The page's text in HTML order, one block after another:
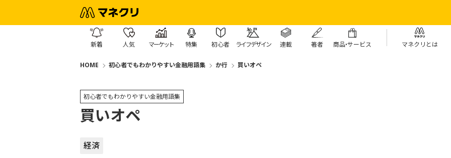
新着 人気 マーケット 特集 初心者 ライフデザイン 連載 著者 商品・サービス マネクリとは
HOME 初心者でもわかりやすい金融用語集 か行 買いオペ
初心者でもわかりやすい金融用語集
買いオペ
経済